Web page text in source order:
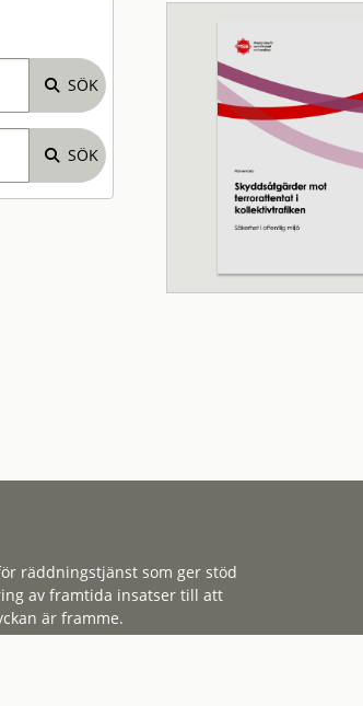
räddningstjänst som ger stöd
av framtida insatser till att
är framme.